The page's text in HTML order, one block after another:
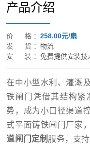
产品介绍
价 格：258.00元/扇
发 货：物流
安 装：免费提供安装技
在中小型水利、灌溉
铁闸门凭借其结构紧
势，成为小口径渠道
式平面铸铁闸门厂家
道闸门定制 服务，支